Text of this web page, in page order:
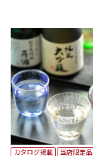
カタログ掲載 当店限定品